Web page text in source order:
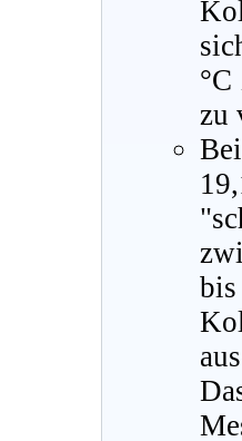
zu